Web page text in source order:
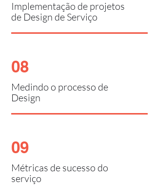
Implementação de projetos
de Design de Serviço
08
Medindo o processo de
Design
09
Métricas de sucesso do
serviço